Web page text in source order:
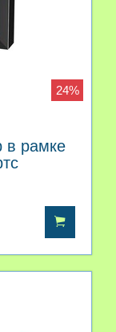
24%
в рамке